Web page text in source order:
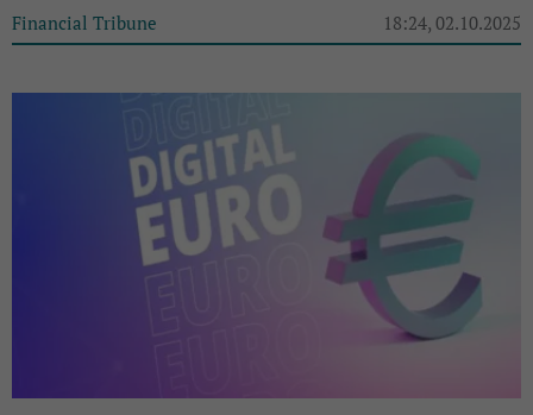
Financial Tribune 18:24, 02.10.2025